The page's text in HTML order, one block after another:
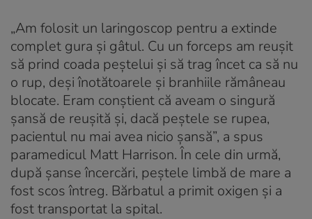
„Am folosit un laringoscop pentru a extinde
complet gura și gâtul. Cu un forceps am reușit
să prind coada peștelui și să trag încet ca să nu
o rup, deși înotătoarele și branhiile rămâneau
blocate. Eram conștient că aveam o singură
șansă de reușită și, dacă peștele se rupea,
pacientul nu mai avea nicio șansă”, a spus
paramedicul Matt Harrison. În cele din urmă,
după șanse încercări, peștele limbă de mare a
fost scos întreg. Bărbatul a primit oxigen și a
fost transportat la spital.